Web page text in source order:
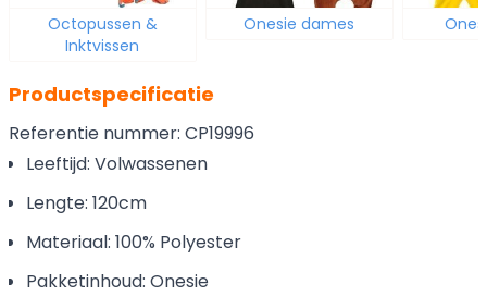
Octopussen &
Inktvissen
Onesie dames
Productspecificatie
Referentie nummer: CP19996
Leeftijd: Volwassenen
Lengte: 120cm
Materiaal: 100% Polyester
Pakketinhoud: Onesie